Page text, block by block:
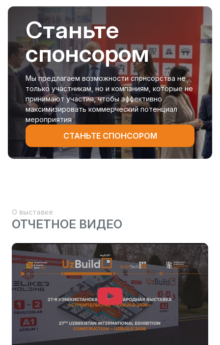
Станьте
спонсором
Мы предлагаем возможности спонсорства не
только участникам, но и компаниям, которые не
принимают участия, чтобы эффективно
максимизировать коммерческий потенциал
мероприятия
СТАНЬТЕ СПОНСОРОМ
О выставке
ОТЧЕТНОЕ ВИДЕО